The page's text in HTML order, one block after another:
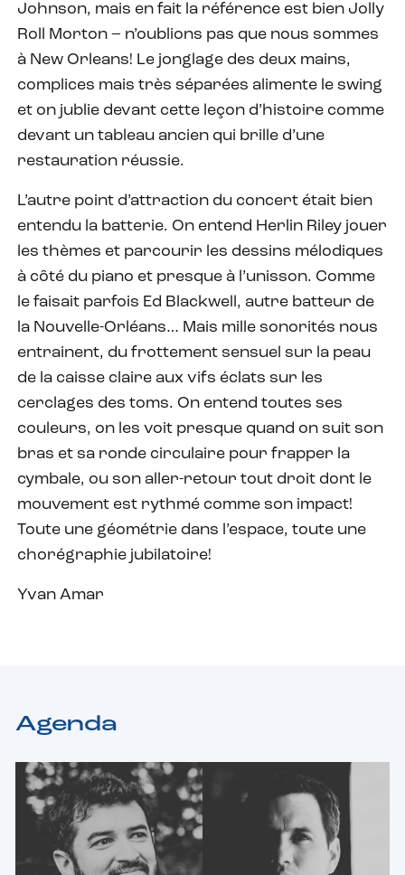
Johnson, mais en fait la référence est bien Jolly
Roll Morton – n’oublions pas que nous sommes
à New Orleans! Le jonglage des deux mains,
complices mais très séparées alimente le swing
et on jublie devant cette leçon d’histoire comme
devant un tableau ancien qui brille d’une
restauration réussie.
L’autre point d’attraction du concert était bien
entendu la batterie. On entend Herlin Riley jouer
les thèmes et parcourir les dessins mélodiques
à côté du piano et presque à l’unisson. Comme
le faisait parfois Ed Blackwell, autre batteur de
la Nouvelle-Orléans… Mais mille sonorités nous
entrainent, du frottement sensuel sur la peau
de la caisse claire aux vifs éclats sur les
cerclages des toms. On entend toutes ses
couleurs, on les voit presque quand on suit son
bras et sa ronde circulaire pour frapper la
cymbale, ou son aller-retour tout droit dont le
mouvement est rythmé comme son impact!
Toute une géométrie dans l’espace, toute une
chorégraphie jubilatoire!
Yvan Amar
Agenda